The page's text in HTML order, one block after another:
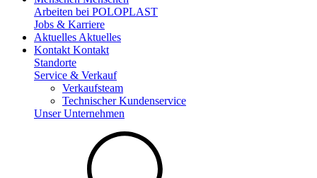
Arbeiten bei POLOPLAST
Jobs & Karriere
Aktuelles Aktuelles
Kontakt Kontakt
Standorte
Service & Verkauf
Verkaufsteam
Technischer Kundenservice
Unser Unternehmen